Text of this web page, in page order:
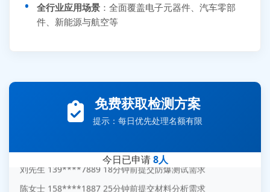
全行业应用场景 ：全面覆盖电子元器件、汽车零部
件、新能源与航空等
免费获取检测方案
提示：每日优先处理名额有限
今日已申请8人
张先生 138****5889 刚刚提交EMC报价需求
李女士 159****5393 3分钟前提交可靠性测试需求
王经理 186****9012 7分钟前提交并网/涉网试验需求
刘先生 139****7889 18分钟前提交防爆测试需求